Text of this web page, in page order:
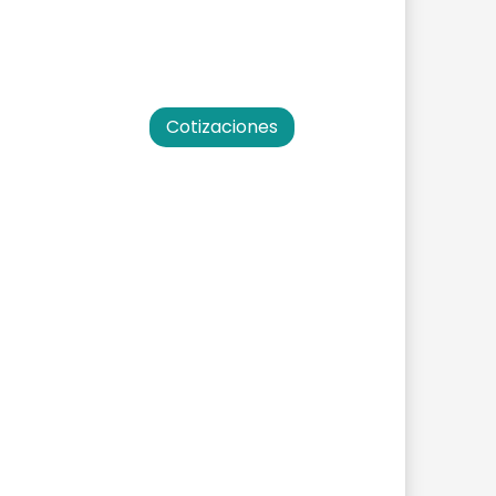
Cotizaciones